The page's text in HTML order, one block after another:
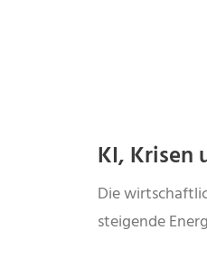
KI, Krisen
Die
steigende